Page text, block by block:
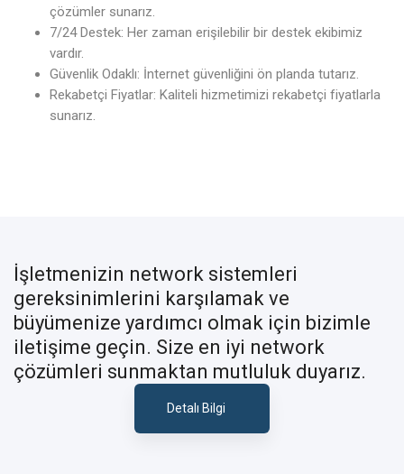
çözümler sunarız.
7/24 Destek: Her zaman erişilebilir bir destek ekibimiz
vardır.
Güvenlik Odaklı: İnternet güvenliğini ön planda tutarız.
Rekabetçi Fiyatlar: Kaliteli hizmetimizi rekabetçi fiyatlarla
sunarız.
İşletmenizin network sistemleri
gereksinimlerini karşılamak ve
büyümenize yardımcı olmak için bizimle
iletişime geçin. Size en iyi network
çözümleri sunmaktan mutluluk duyarız.
Detalı Bilgi